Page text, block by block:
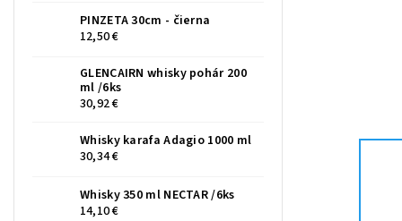
PINZETA 30cm - čierna
12,50 €
GLENCAIRN whisky pohár 200
ml /6ks
30,92 €
Whisky karafa Adagio 1000 ml
30,34 €
Whisky 350 ml NECTAR /6ks
14,10 €